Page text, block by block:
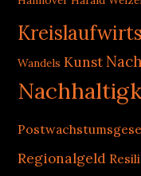
Wandels Kunst
Regionalgeld